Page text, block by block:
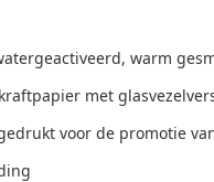
warm
met
voor de promotie